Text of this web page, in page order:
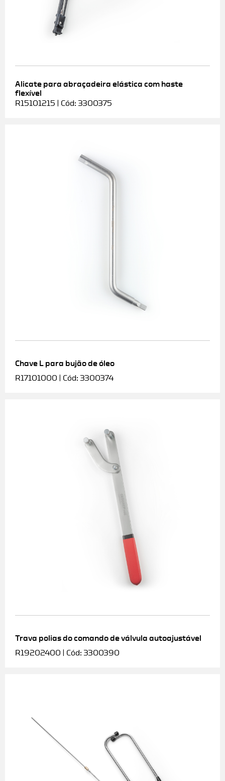
Alicate para abraçadeira elástica com haste
flexível
R15101215 | Cód: 3300375
Chave L para bujão de óleo
R17101000 | Cód: 3300374
Trava polias do comando de válvula autoajustável
R19202400 | Cód: 3300390